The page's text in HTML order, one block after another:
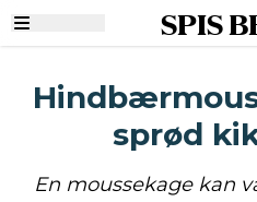
SPIS
sprød
En moussekage kan